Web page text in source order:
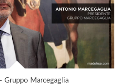
Gruppo Marcegaglia